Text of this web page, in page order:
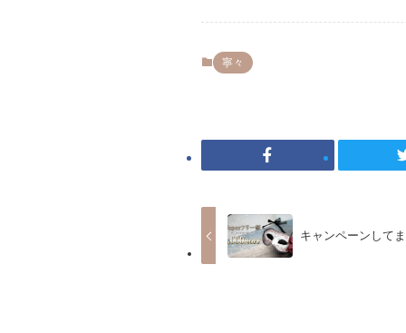
寧々
キャンペーンして